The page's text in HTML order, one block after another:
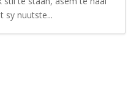
sy nuutste...